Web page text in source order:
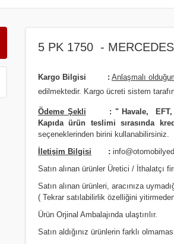
5 PK 1750 -
Kargo Bilgisi : Anlaşmalı
edilmektedir. Kargo ücreti sistem
Ödeme Şekli : " Havale,
Kapıda ürün teslimi sırasında
seçeneklerinden birini kullanabilirsiniz.
İletişim Bilgisi :
Satın alınan ürünler Üretici / İthalatçı
Satın alınan ürünleri, aracınıza
( Tekrar satılabilirlik özelliğini
Ürün Orjinal Ambalajında ulaştırılır.
Satın aldığınız ürünlerin farklı